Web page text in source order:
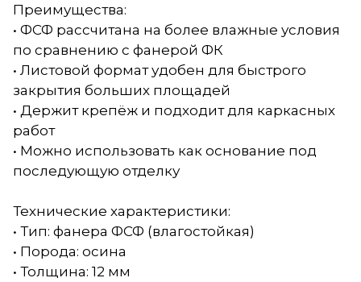
Преимущества:
• ФСФ рассчитана на более влажные условия
по сравнению с фанерой ФК
• Листовой формат удобен для быстрого
закрытия больших площадей
• Держит крепёж и подходит для каркасных
работ
• Можно использовать как основание под
последующую отделку
Технические характеристики:
• Тип: фанера ФСФ (влагостойкая)
• Порода: осина
• Толщина: 12 мм